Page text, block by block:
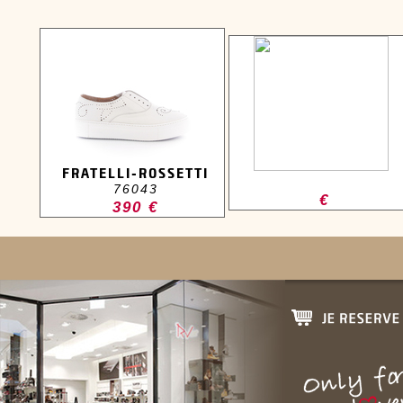
FRATELLI-ROSSETTI
76043
390 € €